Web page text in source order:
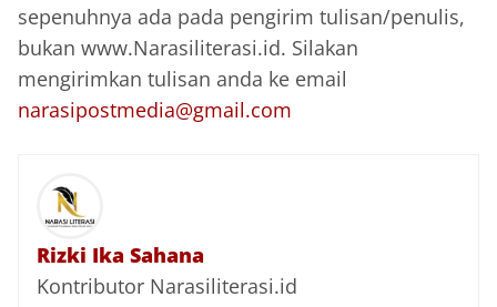
sepenuhnya ada pada pengirim tulisan/penulis,
bukan www.Narasiliterasi.id. Silakan
mengirimkan tulisan anda ke email
narasipostmedia@gmail.com
Rizki Ika Sahana
Kontributor Narasiliterasi.id